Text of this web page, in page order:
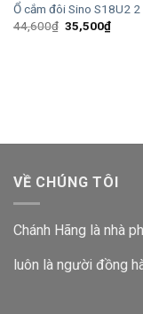
Ổ cắm đôi Sino S18U2 2
44,600₫ Giá
gốc
35,500₫Giá
hiện
VỀ CHÚNG TÔI
Chánh Hãng là nhà
luôn là người đồng